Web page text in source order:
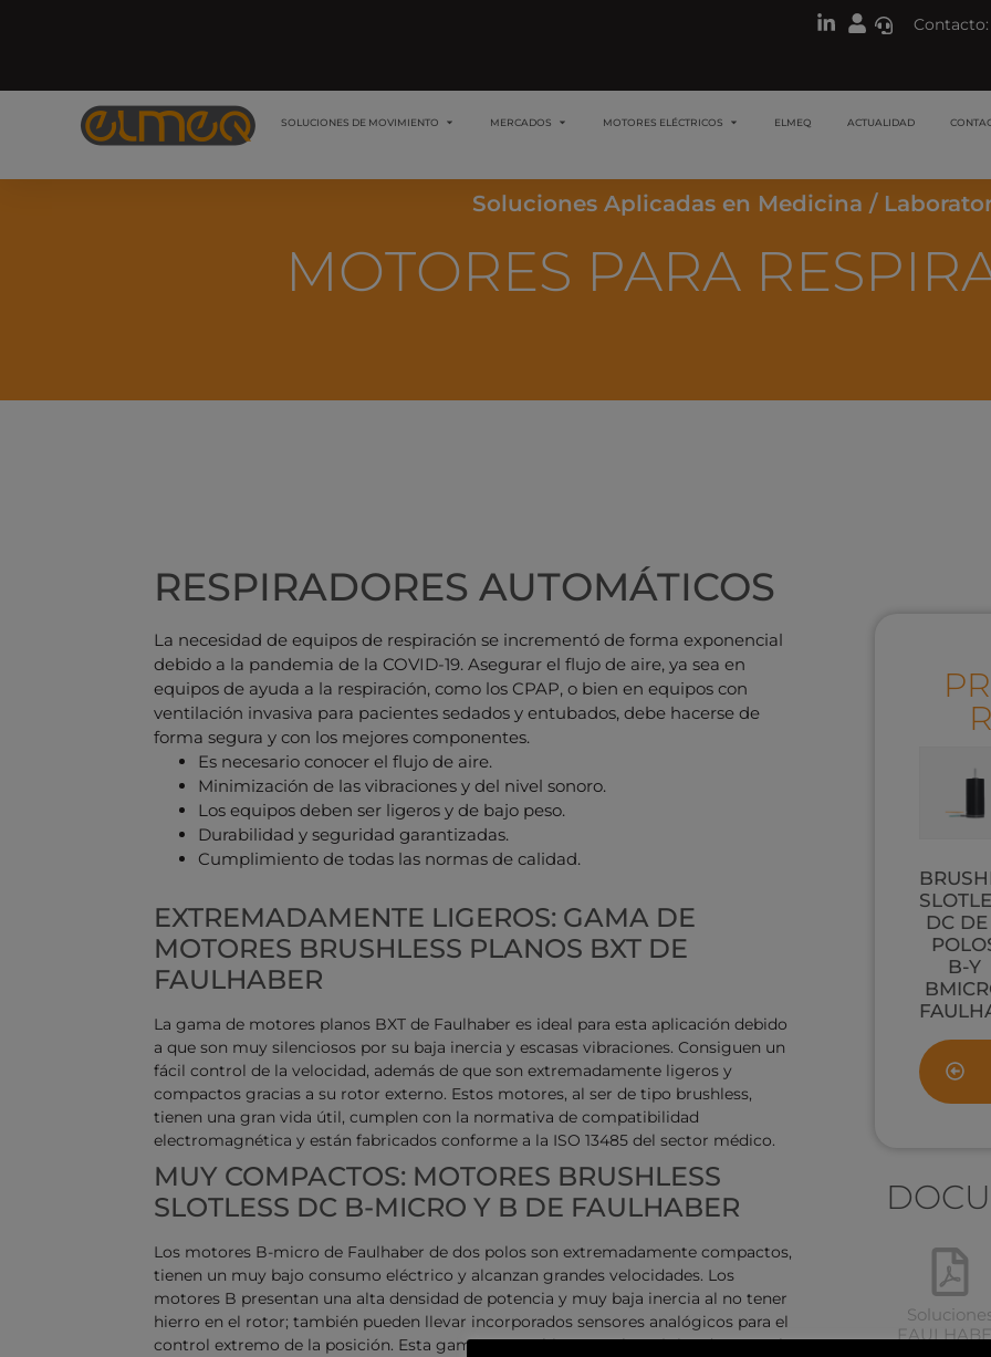
Contacto:
SOLUCIONES DE MOVIMIENTO MERCADOS MOTORES ELÉCTRICOS ELMEQ ACTUALIDAD
Soluciones Aplicadas en Medicina /
MOTORES PARA
RESPIRADORES AUTOMÁTICOS
La necesidad de equipos de respiración se incrementó de forma exponencial
debido a la pandemia de la COVID-19. Asegurar el flujo de aire, ya sea en
equipos de ayuda a la respiración, como los CPAP, o bien en equipos con
ventilación invasiva para pacientes sedados y entubados, debe hacerse de
forma segura y con los mejores componentes.
Es necesario conocer el flujo de aire.
Minimización de las vibraciones y del nivel sonoro.
Los equipos deben ser ligeros y de bajo peso.
Durabilidad y seguridad garantizadas.
Cumplimiento de todas las normas de calidad.
EXTREMADAMENTE LIGEROS: GAMA DE
MOTORES BRUSHLESS PLANOS BXT DE
FAULHABER
La gama de motores planos BXT de Faulhaber es ideal para esta aplicación debido
a que son muy silenciosos por su baja inercia y escasas vibraciones. Consiguen un
fácil control de la velocidad, además de que son extremadamente ligeros y
compactos gracias a su rotor externo. Estos motores, al ser de tipo brushless,
tienen una gran vida útil, cumplen con la normativa de compatibilidad
electromagnética y están fabricados conforme a la ISO 13485 del sector médico.
MUY COMPACTOS: MOTORES BRUSHLESS
SLOTLESS DC B-MICRO Y B DE FAULHABER
Los motores B-micro de Faulhaber de dos polos son extremadamente compactos,
tienen un muy bajo consumo eléctrico y alcanzan grandes velocidades. Los
motores B presentan una alta densidad de potencia y muy baja inercia al no tener
hierro en el rotor; también pueden llevar incorporados sensores analógicos para el
control extremo de la posición. Esta gama se combina con electrónica de control
DC DE
B-Y